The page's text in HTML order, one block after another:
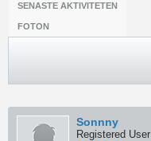
SENASTE AKTIVITETEN
FOTON
Sonnny
Registered User